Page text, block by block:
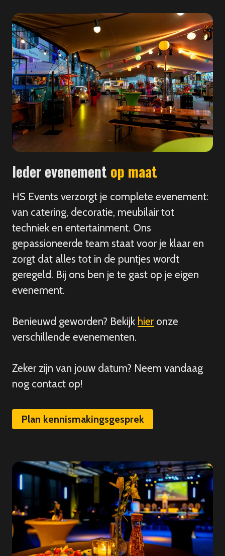
Ieder evenement op maat
HS Events verzorgt je complete evenement:
van catering, decoratie, meubilair tot
techniek en entertainment. Ons
gepassioneerde team staat voor je klaar en
zorgt dat alles tot in de puntjes wordt
geregeld. Bij ons ben je te gast op je eigen
evenement.
Benieuwd geworden? Bekijk hieronze
verschillende evenementen.
Zeker zijn van jouw datum? Neem vandaag
nog contact op!
Plan kennismakingsgesprek